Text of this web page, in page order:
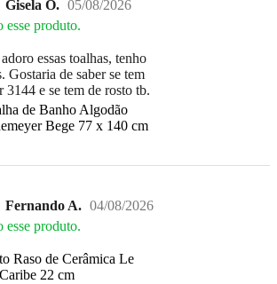
Gisela O. 05/08/2026
esse produto.
essas toalhas, tenho
Gostaria de saber se tem
3144 e se tem de rosto tb.
de Banho Algodão
Bege 77 x 140 cm
Fernando A. 04/08/2026
esse produto.
Raso de Cerâmica Le
22 cm